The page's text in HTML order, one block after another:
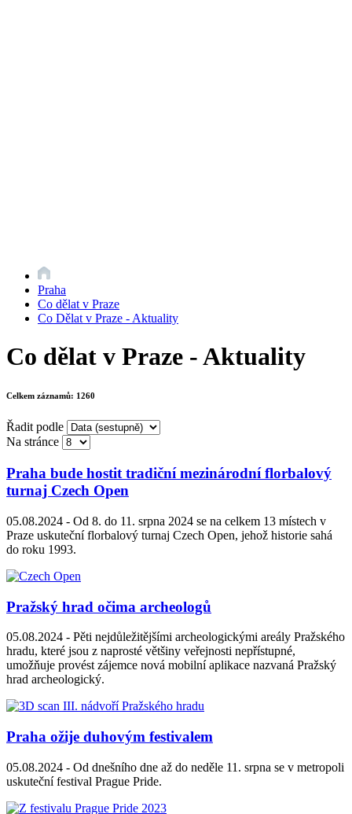
Praha
Co dělat v Praze
Co Dělat v Praze - Aktuality
Co dělat v Praze - Aktuality
Celkem záznamů: 1260
Řadit podle
Na stránce
Praha bude hostit tradiční mezinárodní florbalový
turnaj Czech Open
05.08.2024 - Od 8. do 11. srpna 2024 se na celkem 13 místech v
Praze uskuteční florbalový turnaj Czech Open, jehož historie sahá
do roku 1993.
Pražský hrad očima archeologů
05.08.2024 - Pěti nejdůležitějšími archeologickými areály Pražského
hradu, které jsou z naprosté většiny veřejnosti nepřístupné,
umožňuje provést zájemce nová mobilní aplikace nazvaná Pražský
hrad archeologický.
Praha ožije duhovým festivalem
05.08.2024 - Od dnešního dne až do neděle 11. srpna se v metropoli
uskuteční festival Prague Pride.